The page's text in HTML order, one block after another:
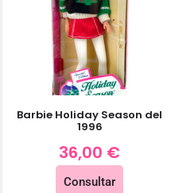
Barbie Holiday Season del
1996
36,00 €
Consultar